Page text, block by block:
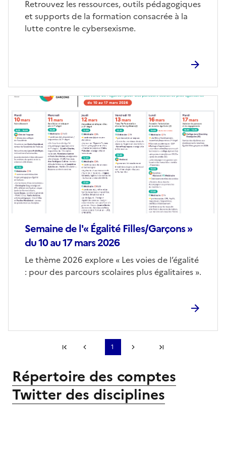
Corps
Retrouvez les ressources, outils pédagogiques
et supports de la formation consacrée à la
lutte contre le cybersexisme.
Semaine de l'« Égalité Filles/Garçons »
du 10 au 17 mars 2026
Corps
Le thème 2026 explore « Les voies de l’égalité
: pour des parcours scolaires plus égalitaires ».
de
couverture
(conseillée)
Première page1
Page suivanteDernière page
S'abonner à Accordéon
Répertoire des comptes
Twitter des disciplines